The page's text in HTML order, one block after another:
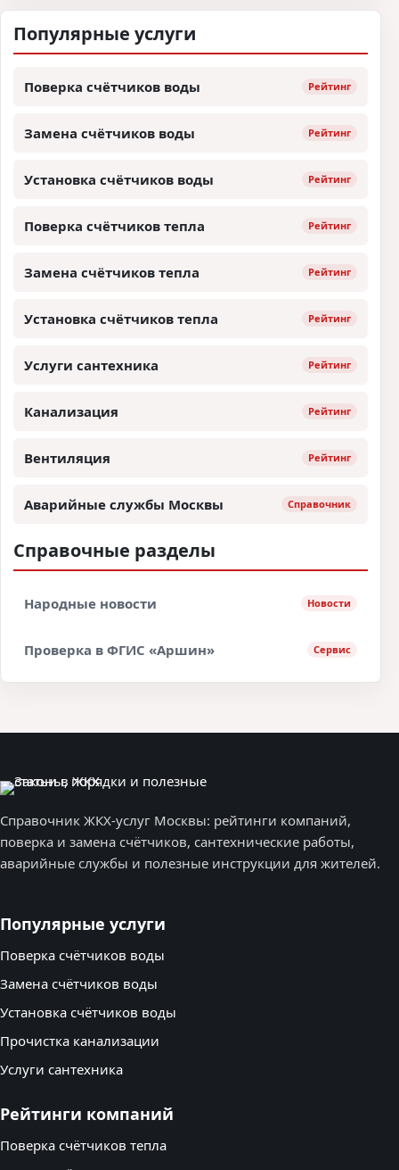
Популярные услуги
Поверка счётчиков воды Рейтинг
Замена счётчиков воды Рейтинг
Установка счётчиков воды Рейтинг
Поверка счётчиков тепла Рейтинг
Замена счётчиков тепла Рейтинг
Установка счётчиков тепла Рейтинг
Услуги сантехника Рейтинг
Канализация Рейтинг
Вентиляция Рейтинг
Аварийные службы Москвы Справочник
Справочные разделы
Народные новости Новости
Проверка в ФГИС «Аршин» Сервис
Справочник ЖКХ-услуг Москвы: рейтинги компаний,
поверка и замена счётчиков, сантехнические работы,
аварийные службы и полезные инструкции для жителей.
Популярные услуги
Поверка счётчиков воды
Замена счётчиков воды
Установка счётчиков воды
Прочистка канализации
Услуги сантехника
Рейтинги компаний
Поверка счётчиков тепла